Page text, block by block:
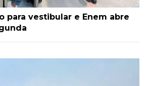
para vestibular e Enem abre